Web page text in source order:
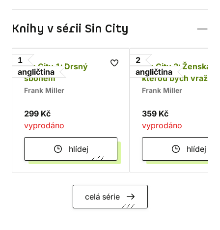
Knihy v sérii Sin City
1
angličtina
Sin City 1: Drsný
sbohem
Frank Miller
299 Kč
vyprodáno
hlídej
2
angličtina
Sin City 2: Ženská,
kterou bych vraždil
Frank Miller
359 Kč
vyprodáno
hlídej
celá série